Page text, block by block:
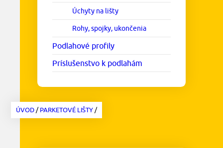
Úchyty na lišty
Rohy, spojky, ukončenia
Podlahové profily
Príslušenstvo k podlahám
ÚVOD/PARKETOVÉ LIŠTY/